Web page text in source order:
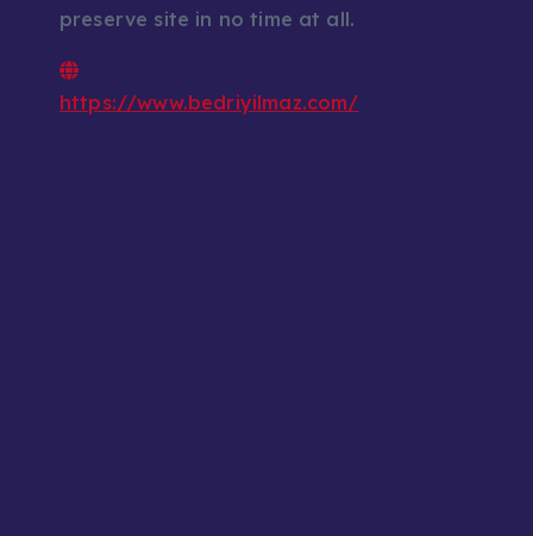
preserve site in no time at all.
https://www.bedriyilmaz.com/